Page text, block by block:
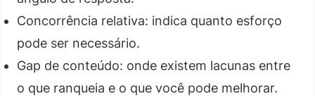
Concorrência relativa: indica quanto esforço
pode ser necessário.
Gap de conteúdo: onde existem lacunas entre
o que ranqueia e o que você pode melhorar.